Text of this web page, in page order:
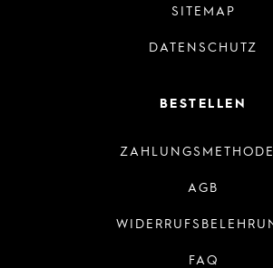
SITEMAP
DATENSCHUTZ
BESTELLEN
AGB
FAQ